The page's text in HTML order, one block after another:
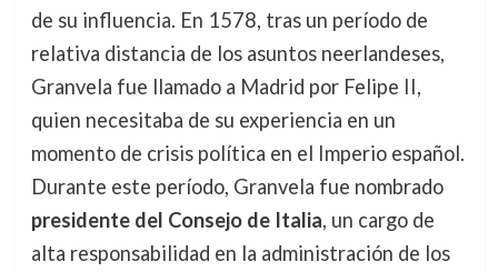
de su influencia. En 1578, tras un período de
relativa distancia de los asuntos neerlandeses,
Granvela fue llamado a Madrid por Felipe II,
quien necesitaba de su experiencia en un
momento de crisis política en el Imperio español.
Durante este período, Granvela fue nombrado
presidente del Consejo de Italia, un cargo de
alta responsabilidad en la administración de los